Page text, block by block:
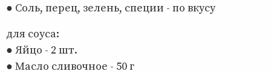
● Соль, перец, зелень, специи - по вкусу
для соуса:
● Яйцо - 2 шт.
● Масло сливочное - 50 г